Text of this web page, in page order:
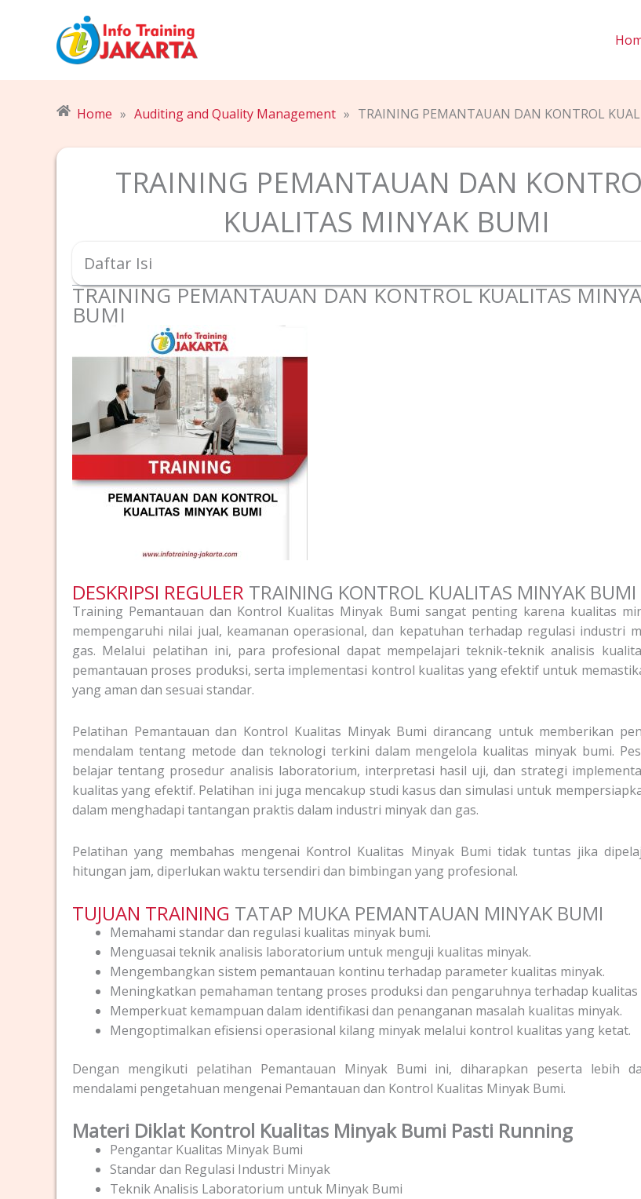
Home » Auditing and Quality Management » TRAINING PEMANTAUAN DAN KONTROL
TRAINING PEMANTAUAN DAN
KUALITAS MINYAK BUMI
Daftar Isi
TRAINING PEMANTAUAN DAN KONTROL KUALITAS
BUMI
DESKRIPSI REGULER TRAINING KONTROL KUALITAS MINYAK BUMI
Training Pemantauan dan Kontrol Kualitas Minyak Bumi sangat penting karena kualitas
mempengaruhi nilai jual, keamanan operasional, dan kepatuhan terhadap regulasi industri
gas. Melalui pelatihan ini, para profesional dapat mempelajari teknik-teknik analisis
pemantauan proses produksi, serta implementasi kontrol kualitas yang efektif untuk
yang aman dan sesuai standar.
Pelatihan Pemantauan dan Kontrol Kualitas Minyak Bumi dirancang untuk memberikan
mendalam tentang metode dan teknologi terkini dalam mengelola kualitas minyak bumi.
belajar tentang prosedur analisis laboratorium, interpretasi hasil uji, dan strategi
kualitas yang efektif. Pelatihan ini juga mencakup studi kasus dan simulasi untuk
dalam menghadapi tantangan praktis dalam industri minyak dan gas.
Pelatihan yang membahas mengenai Kontrol Kualitas Minyak Bumi tidak tuntas jika
hitungan jam, diperlukan waktu tersendiri dan bimbingan yang profesional.
TUJUAN TRAINING TATAP MUKA PEMANTAUAN MINYAK BUMI
Memahami standar dan regulasi kualitas minyak bumi.
Menguasai teknik analisis laboratorium untuk menguji kualitas minyak.
Mengembangkan sistem pemantauan kontinu terhadap parameter kualitas minyak.
Meningkatkan pemahaman tentang proses produksi dan pengaruhnya terhadap kualitas
Memperkuat kemampuan dalam identifikasi dan penanganan masalah kualitas minyak.
Mengoptimalkan efisiensi operasional kilang minyak melalui kontrol kualitas yang ketat.
Dengan mengikuti pelatihan Pemantauan Minyak Bumi ini, diharapkan peserta lebih
mendalami pengetahuan mengenai Pemantauan dan Kontrol Kualitas Minyak Bumi.
Materi Diklat Kontrol Kualitas Minyak Bumi Pasti Running
Pengantar Kualitas Minyak Bumi
Standar dan Regulasi Industri Minyak
Teknik Analisis Laboratorium untuk Minyak Bumi